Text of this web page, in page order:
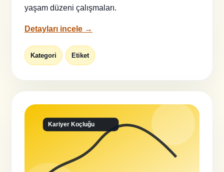
yaşam düzeni çalışmaları.
Detayları incele →
Kategori Etiket